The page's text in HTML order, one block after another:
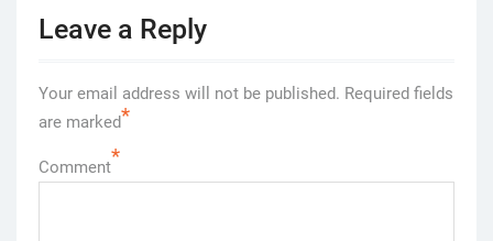
Leave a Reply
Your email address will not be published. Required fields
are marked*
Comment*